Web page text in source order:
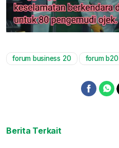
forum business 20 forum b20
Berita Terkait